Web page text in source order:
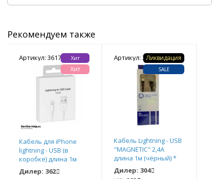
Рекомендуем также
Артикул: 361793 Хит
Хит
Кабель для iPhone
lightning - USB (в
коробке) длина 1м
(белый) ORIG Завод
Дилер: 362
Артикул: 359899Ликвидация
SALE
Кабель Lightning - USB
"MAGNETIC" 2,4А
длина 1м (чёрный) *
Дилер: 304